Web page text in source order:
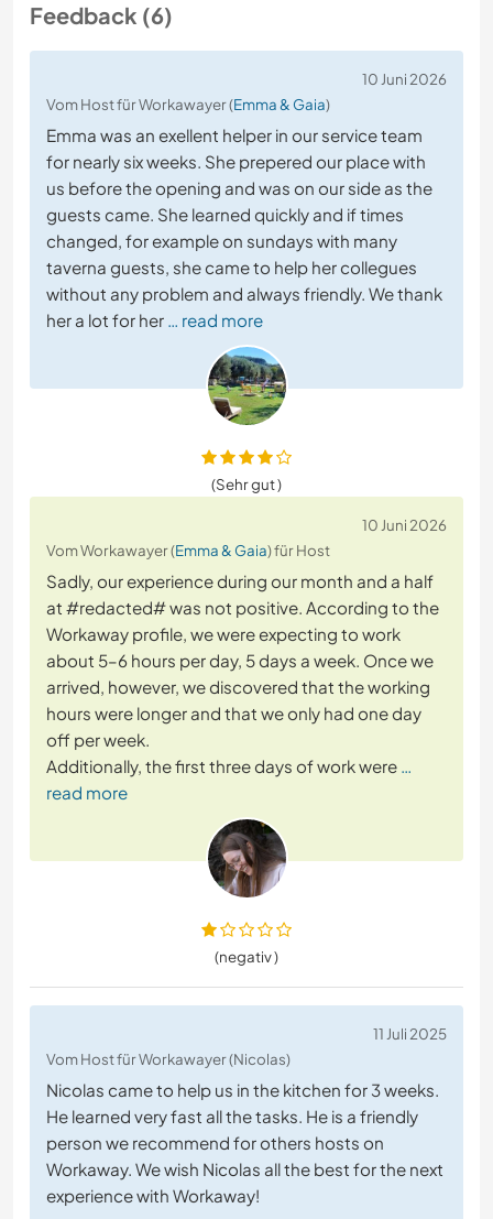
Feedback (6)
10 Juni 2026
Vom Host für Workawayer (Emma & Gaia)
Emma was an exellent helper in our service team
for nearly six weeks. She prepered our place with
us before the opening and was on our side as the
guests came. She learned quickly and if times
changed, for example on sundays with many
taverna guests, she came to help her collegues
without any problem and always friendly. We thank
her a lot for her … read more
(Sehr gut )
10 Juni 2026
Vom Workawayer (Emma & Gaia) für Host
Sadly, our experience during our month and a half
at #redacted# was not positive. According to the
Workaway profile, we were expecting to work
about 5–6 hours per day, 5 days a week. Once we
arrived, however, we discovered that the working
hours were longer and that we only had one day
off per week.
Additionally, the first three days of work were …
read more
(negativ )
11 Juli 2025
Vom Host für Workawayer (Nicolas)
Nicolas came to help us in the kitchen for 3 weeks.
He learned very fast all the tasks. He is a friendly
person we recommend for others hosts on
Workaway. We wish Nicolas all the best for the next
experience with Workaway!